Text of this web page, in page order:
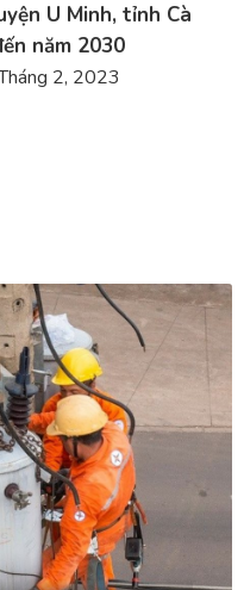
U Minh, tỉnh Cà
năm 2030
2, 2023